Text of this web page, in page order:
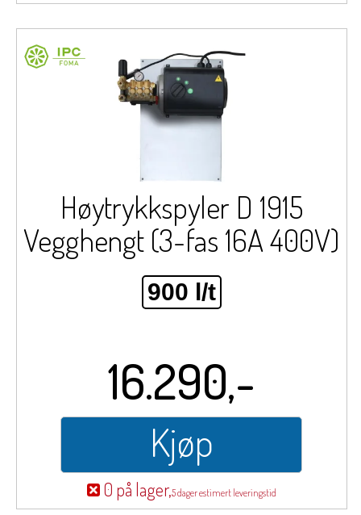
Høytrykkspyler D 1915
Vegghengt (3-fas 16A 400V)
900 l/t
16.290,-
Kjøp
0 på lager,5 dager estimert leveringstid